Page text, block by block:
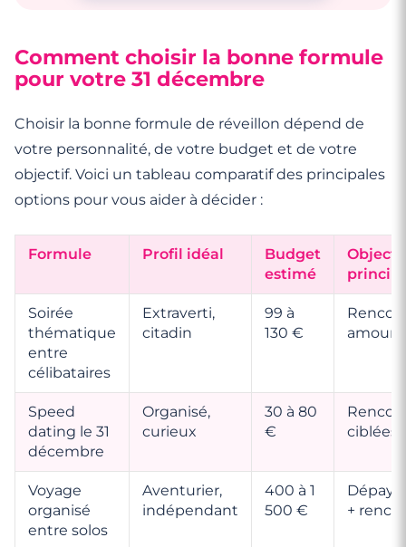
Comment choisir la bonne formule
pour votre 31 décembre
Choisir la bonne formule de réveillon dépend de
votre personnalité, de votre budget et de votre
objectif. Voici un tableau comparatif des principales
options pour vous aider à décider :
Formule Profil idéal
Budget
estimé
Objectif
Soirée
thématique
entre
célibataires
Extraverti,
citadin
99 à
130 €
Speed
dating le 31
décembre
Organisé,
curieux
30 à 80
€
ciblées
Voyage
organisé
entre solos
Aventurier,
indépendant
400 à 1
500 €
+